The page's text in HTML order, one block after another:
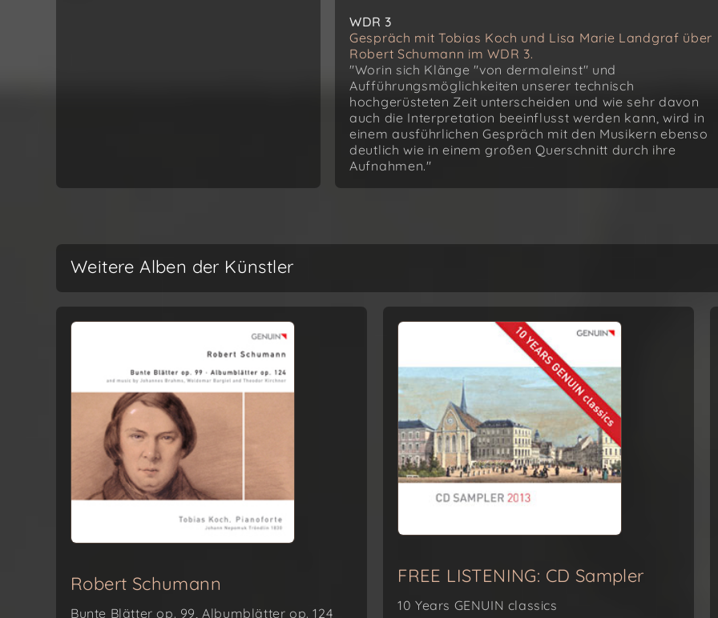
WDR 3
Gespräch mit Tobias Koch und Lisa Marie Landgraf über
Robert Schumann im WDR 3.
"Worin sich Klänge "von dermaleinst" und
Aufführungsmöglichkeiten unserer technisch
hochgerüsteten Zeit unterscheiden und wie sehr davon
auch die Interpretation beeinflusst werden kann, wird in
einem ausführlichen Gespräch mit den Musikern ebenso
deutlich wie in einem großen Querschnitt durch ihre
Aufnahmen."
Weitere Alben der Künstler
Robert Schumann
Bunte Blätter op. 99, Albumblätter op. 124
FREE LISTENING: CD Sampler
10 Years GENUIN classics